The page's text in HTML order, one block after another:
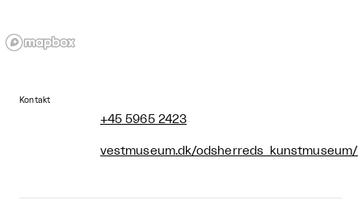
Kontakt
+45 5965 2423
vestmuseum.dk/odsherreds_kunstmuseum/